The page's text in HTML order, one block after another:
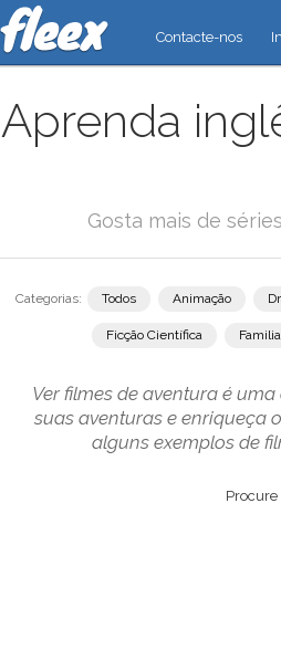
Contacte-nos
Aprenda
Gosta mais de
Categorias: Todos Animação
Ficção Científica
Ver filmes de aventura é
suas aventuras e enriqueça
alguns exemplos de